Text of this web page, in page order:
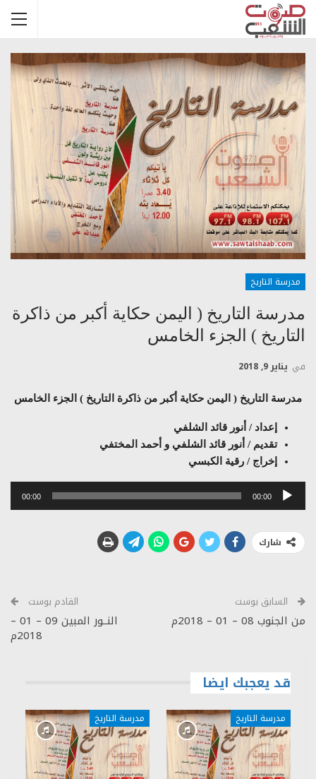
مدرسة التاريخ
مدرسة التاريخ ( اليمن حكاية أكبر من ذاكرة
التاريخ ) الجزء الخامس
في يناير 9, 2018
مدرسة التاريخ ( اليمن حكاية أكبر من ذاكرة التاريخ ) الجزء الخامس
إعداد / أنور قائد الشلفي
تقديم / أنور قائد الشلفي و أحمد المختفي
إخراج / رقية الكبسي
مشغل
00:00
00:00
شارك
السابق بوست
من الجنوب 08 – 01 – 2018م
القادم بوست
النــور المبين 09 – 01 –
2018م
قد يعجبك ايضا
مدرسة التاريخ مدرسة التاريخ